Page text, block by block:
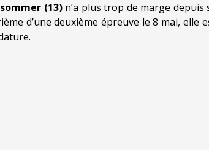
(13) n’a plus trop de marge depuis
d’une deuxième épreuve le 8 mai,